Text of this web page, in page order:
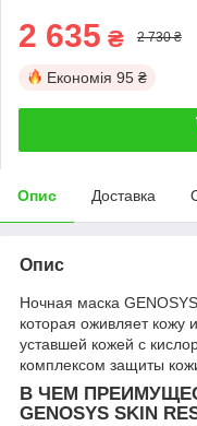
2 635 ₴ 2 730 ₴
Економія 95 ₴
Опис Доставка
Опис
Ночная маска
которая оживляет кожу
уставшей кожей с
комплексом защиты
В ЧЕМ
GENOSYS SKIN